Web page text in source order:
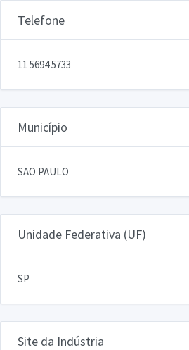
Telefone
11 5694 5733
Município
SAO PAULO
Unidade Federativa (UF)
SP
Site da Indústria